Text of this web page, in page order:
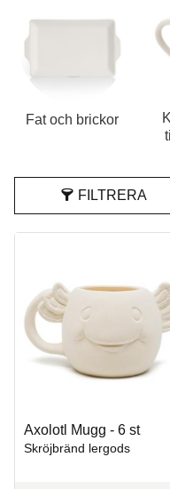
Fat och brickor
FILTRERA
Axolotl Mugg - 6 st
Skröjbränd lergods